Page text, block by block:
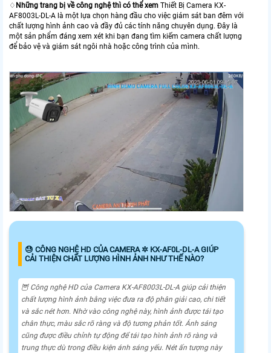
♢ Những trang bị về công nghệ thì có thể xem Thiết Bị Camera KX-
AF8003L-DL-A là một lựa chọn hàng đầu cho việc giám sát ban đêm với
chất lượng hình ảnh cao và đầy đủ các tính năng chuyên dụng. Đây là
một sản phẩm đáng xem xét khi bạn đang tìm kiếm camera chất lượng
để bảo vệ và giám sát ngôi nhà hoặc công trình của mình.
😓 CÔNG NGHỆ HD CỦA CAMERA ✲ KX-AF0L-DL-A GIÚP
CẢI THIỆN CHẤT LƯỢNG HÌNH ẢNH NHƯ THẾ NÀO?
🦉 Công nghệ HD của Camera KX-AF8003L-DL-A giúp cải thiện
chất lượng hình ảnh bằng việc đưa ra độ phân giải cao, chi tiết
và sắc nét hơn. Nhờ vào công nghệ này, hình ảnh được tái tạo
chân thực, màu sắc rõ ràng và độ tương phản tốt. Ánh sáng
cũng được điều chỉnh tự động để tái tạo hình ảnh rõ ràng và
trung thực dù trong điều kiện ánh sáng yếu. Nét ấn tượng này